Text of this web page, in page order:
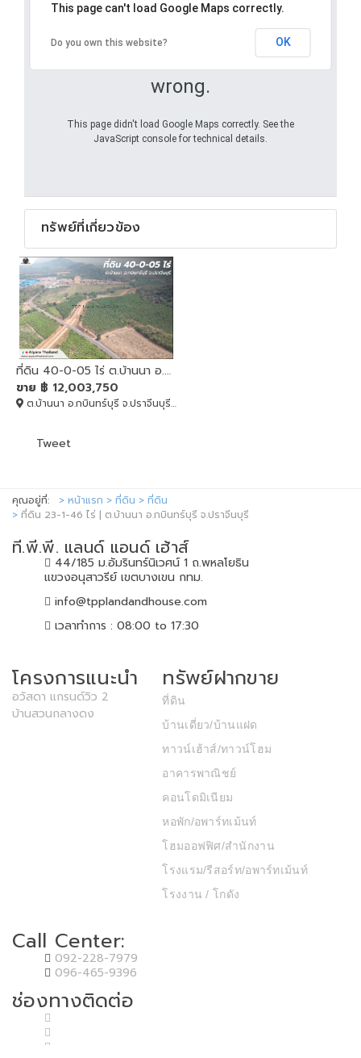
Oops! Something went
wrong.
This page didn't load Google Maps correctly. See the
JavaScript console for technical details.
This page can't load Google Maps correctly.
Do you own this website? OK
ทรัพย์ที่เกี่ยวข้อง
ที่ดิน 40-0-05 ไร่ ต.บ้านนา อ.กบินทร์บุรี จ.ปราจีนบุรี
ขาย ฿ 12,003,750
ต.บ้านนา อ.กบินทร์บุรี จ.ปราจีนบุรี, กบินทร์บุรี, Prachin Buri
Tweet
คุณอยู่ที่: หน้าแรก ที่ดิน
ที่ดิน
ที่ดิน 23-1-46 ไร่ | ต.บ้านนา อ.กบินทร์บุรี จ.ปราจีนบุรี
ที.พี.พี. แลนด์ แอนด์ เฮ้าส์
44/185 ม.อัมรินทร์นิเวศน์ 1 ถ.พหลโยธิน
แขวงอนุสาวรีย์ เขตบางเขน กทม.
info@tpplandandhouse.com
เวลาทำการ : 08:00 to 17:30
โครงการแนะนำ
อวัสดา แกรนด์วิว 2
บ้านสวนกลางดง
ทรัพย์ฝากขาย
ที่ดิน
บ้านเดี่ยว/บ้านแฝด
ทาวน์เฮ้าส์/ทาวน์โฮม
อาคารพาณิชย์
คอนโดมิเนียม
หอพัก/อพาร์ทเม้นท์
โฮมออฟฟิศ/สำนักงาน
โรงแรม/รีสอร์ท/อพาร์ทเม้นท์
โรงงาน / โกดัง
Call Center:
092-228-7979
096-465-9396
ช่องทางติดต่อ